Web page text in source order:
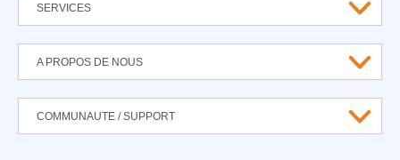
SERVICES
A PROPOS DE NOUS
COMMUNAUTE / SUPPORT